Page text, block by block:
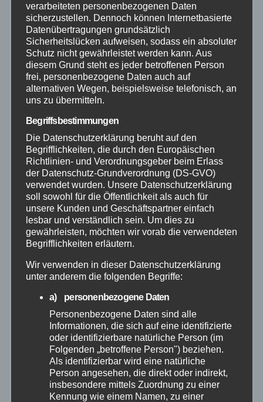
Januar 2026
Dezember 2025
November 2025
September 2025
August 2025
Juli 2025
Juni 2025
Mai 2025
April 2025
März 2025
Februar 2025
Januar 2025
verarbeiteten personenbezogenen Daten
sicherzustellen. Dennoch können Internetbasierte
Datenübertragungen grundsätzlich
Sicherheitslücken aufweisen, sodass ein absoluter
Schutz nicht gewährleistet werden kann. Aus
diesem Grund steht es jeder betroffenen Person
frei, personenbezogene Daten auch auf
alternativen Wegen, beispielsweise telefonisch, an
uns zu übermitteln.
Begriffsbestimmungen
Die Datenschutzerklärung beruht auf den
Begrifflichkeiten, die durch den Europäischen
Richtlinien- und Verordnungsgeber beim Erlass
der Datenschutz-Grundverordnung (DS-GVO)
verwendet wurden. Unsere Datenschutzerklärung
soll sowohl für die Öffentlichkeit als auch für
unsere Kunden und Geschäftspartner einfach
lesbar und verständlich sein. Um dies zu
gewährleisten, möchten wir vorab die verwendeten
Begrifflichkeiten erläutern.
Wir verwenden in dieser Datenschutzerklärung
unter anderem die folgenden Begriffe:
a) personenbezogene Daten
Personenbezogene Daten sind alle
Informationen, die sich auf eine identifizierte
oder identifizierbare natürliche Person (im
Folgenden „betroffene Person") beziehen.
Als identifizierbar wird eine natürliche
Person angesehen, die direkt oder indirekt,
insbesondere mittels Zuordnung zu einer
Kennung wie einem Namen, zu einer